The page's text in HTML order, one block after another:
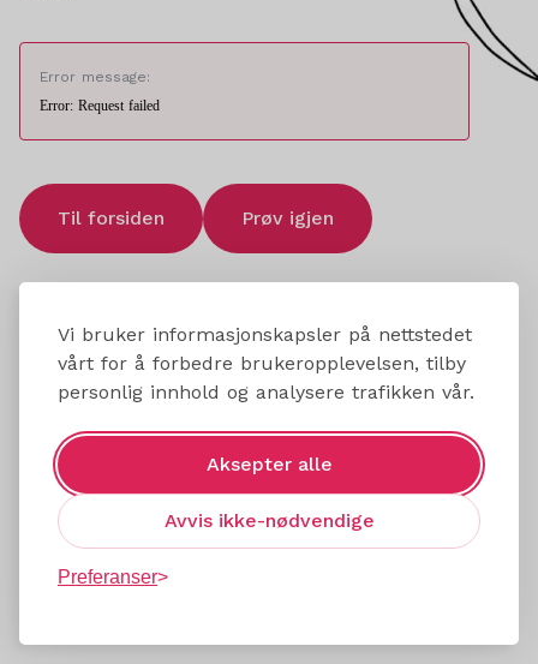
Vi bruker informasjonskapsler på nettstedet
vårt for å forbedre brukeropplevelsen, tilby
personlig innhold og analysere trafikken vår.
Aksepter alle
Avvis ikke-nødvendige
Preferanser
Error message:
Error: Request failed
Til forsiden Prøv igjen